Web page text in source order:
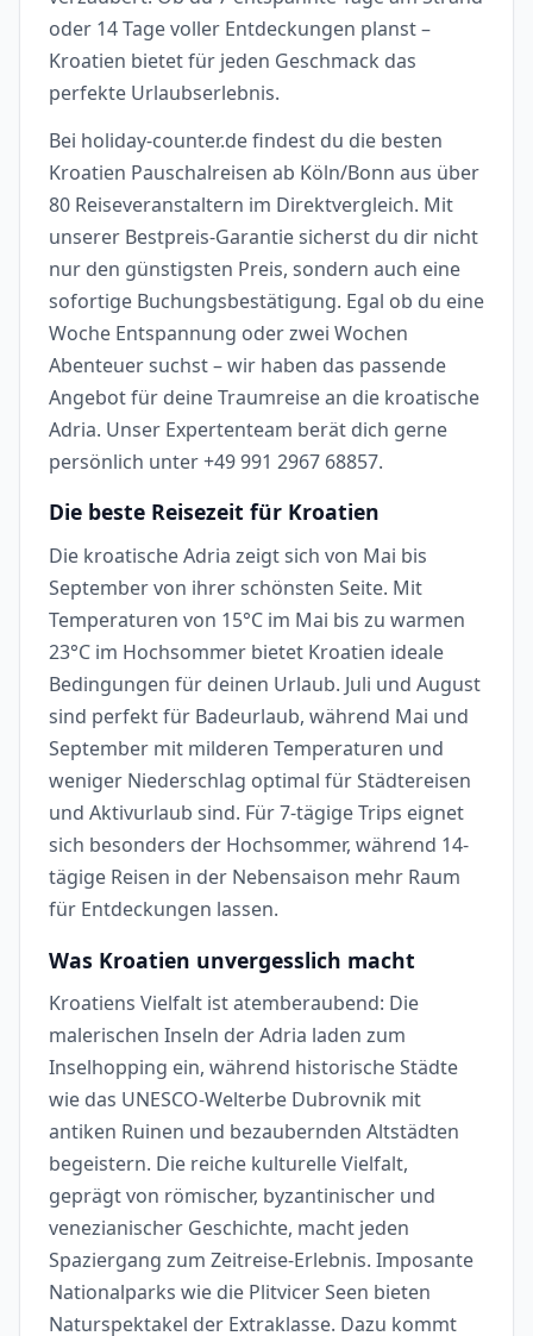
oder 14 Tage voller Entdeckungen planst –
Kroatien bietet für jeden Geschmack das
perfekte Urlaubserlebnis.
Bei holiday-counter.de findest du die besten
Kroatien Pauschalreisen ab Köln/Bonn aus über
80 Reiseveranstaltern im Direktvergleich. Mit
unserer Bestpreis-Garantie sicherst du dir nicht
nur den günstigsten Preis, sondern auch eine
sofortige Buchungsbestätigung. Egal ob du eine
Woche Entspannung oder zwei Wochen
Abenteuer suchst – wir haben das passende
Angebot für deine Traumreise an die kroatische
Adria. Unser Expertenteam berät dich gerne
persönlich unter +49 991 2967 68857.
Die beste Reisezeit für Kroatien
Die kroatische Adria zeigt sich von Mai bis
September von ihrer schönsten Seite. Mit
Temperaturen von 15°C im Mai bis zu warmen
23°C im Hochsommer bietet Kroatien ideale
Bedingungen für deinen Urlaub. Juli und August
sind perfekt für Badeurlaub, während Mai und
September mit milderen Temperaturen und
weniger Niederschlag optimal für Städtereisen
und Aktivurlaub sind. Für 7-tägige Trips eignet
sich besonders der Hochsommer, während 14-
tägige Reisen in der Nebensaison mehr Raum
für Entdeckungen lassen.
Was Kroatien unvergesslich macht
Kroatiens Vielfalt ist atemberaubend: Die
malerischen Inseln der Adria laden zum
Inselhopping ein, während historische Städte
wie das UNESCO-Welterbe Dubrovnik mit
antiken Ruinen und bezaubernden Altstädten
begeistern. Die reiche kulturelle Vielfalt,
geprägt von römischer, byzantinischer und
venezianischer Geschichte, macht jeden
Spaziergang zum Zeitreise-Erlebnis. Imposante
Nationalparks wie die Plitvicer Seen bieten
Naturspektakel der Extraklasse. Dazu kommt